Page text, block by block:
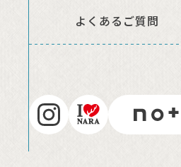
よくあるご質問